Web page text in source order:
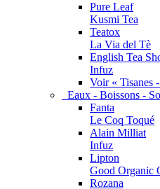
Pure Leaf
Kusmi Tea
Teatox
La Via del Tè
English Tea
Infuz
Voir « Tisanes
Eaux - Boissons -
Fanta
Le Coq Toqué
Alain Milliat
Infuz
Lipton
Good Organic
Rozana